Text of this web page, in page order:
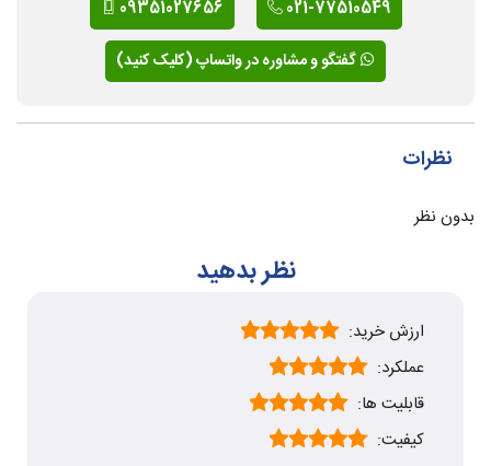
021-77510549
09351027656
گفتگو و مشاوره در واتساپ (کلیک کنید)
نظرات
بدون نظر
نظر بدهید
ارزش خرید:
عملکرد:
قابلیت ها:
کیفیت: